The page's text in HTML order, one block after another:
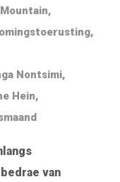
,
,
Nontsimi,
Hein,
van